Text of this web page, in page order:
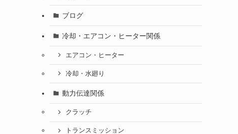
ブログ
冷却・エアコン・ヒーター関係
エアコン・ヒーター
冷却・水廻り
動力伝達関係
クラッチ
トランスミッション